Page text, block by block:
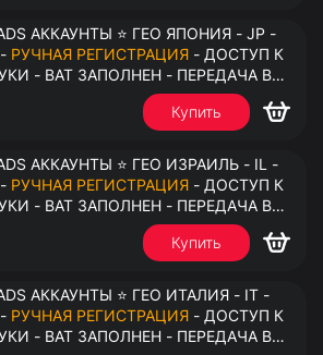
ADS АККАУНТЫ ⭐ ГЕО ЯПОНИЯ - JP -
- РУЧНАЯ РЕГИСТРАЦИЯ - ДОСТУП К
- ВАТ ЗАПОЛНЕН - ПЕРЕДАЧА В
Купить
ADS АККАУНТЫ ⭐ ГЕО ИЗРАИЛЬ - IL -
- РУЧНАЯ РЕГИСТРАЦИЯ - ДОСТУП К
- ВАТ ЗАПОЛНЕН - ПЕРЕДАЧА В
Купить
ADS АККАУНТЫ ⭐ ГЕО ИТАЛИЯ - IT -
- РУЧНАЯ РЕГИСТРАЦИЯ - ДОСТУП К
- ВАТ ЗАПОЛНЕН - ПЕРЕДАЧА В